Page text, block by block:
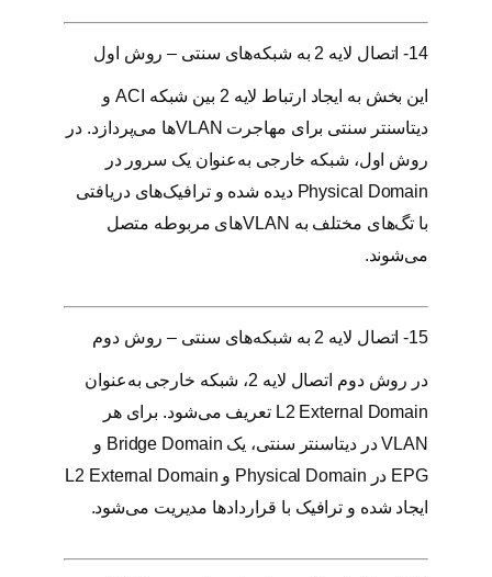
14- اتصال لایه 2 به شبکه‌های سنتی – روش اول
این بخش به ایجاد ارتباط لایه 2 بین شبکه ACI و
دیتاسنتر سنتی برای مهاجرت VLANها می‌پردازد. در
روش اول، شبکه خارجی به‌عنوان یک سرور در
Physical Domain دیده شده و ترافیک‌های دریافتی
با تگ‌های مختلف به VLANهای مربوطه متصل
می‌شوند.
15- اتصال لایه 2 به شبکه‌های سنتی – روش دوم
در روش دوم اتصال لایه 2، شبکه خارجی به‌عنوان
L2 External Domain تعریف می‌شود. برای هر
VLAN در دیتاسنتر سنتی، یک Bridge Domain و
EPG در Physical Domain و L2 External Domain
ایجاد شده و ترافیک با قراردادها مدیریت می‌شود.